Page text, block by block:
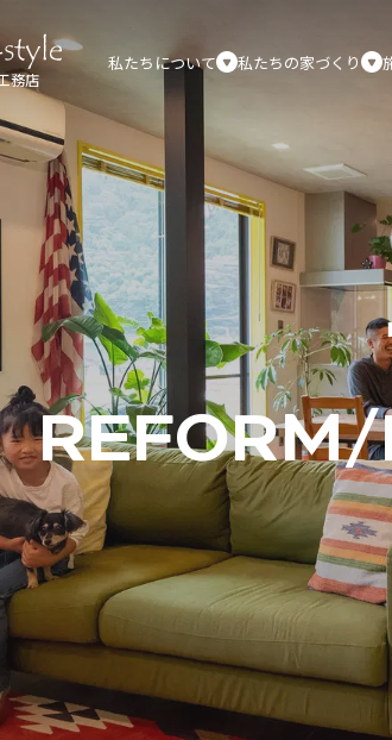
務店
私たちについて 私たちの家づくり
REFORM/